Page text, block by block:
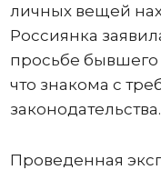
личных вещей
Россиянка
просьбе бывшего
что знакома с
законодательства.
Проведенная